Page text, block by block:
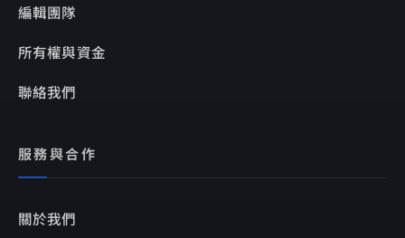
編輯團隊
所有權與資金
聯絡我們
服務與合作
關於我們